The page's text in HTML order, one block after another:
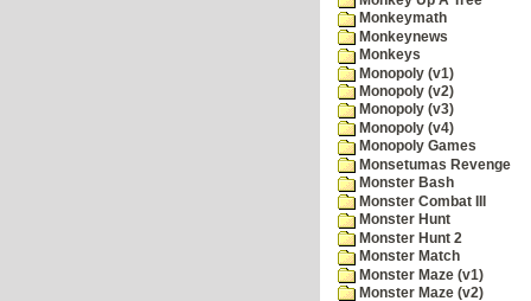
Monkeymath
Monkeynews
Monkeys
Monopoly (v1)
Monopoly (v2)
Monopoly (v3)
Monopoly (v4)
Monopoly Games
Monsetumas Revenge
Monster Bash
Monster Combat III
Monster Hunt
Monster Hunt 2
Monster Match
Monster Maze (v1)
Monster Maze (v2)